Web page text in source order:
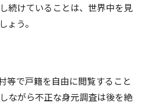
続けていることは、世界中を見
ょう。
等で戸籍を自由に閲覧すること
ながら不正な身元調査は後を絶